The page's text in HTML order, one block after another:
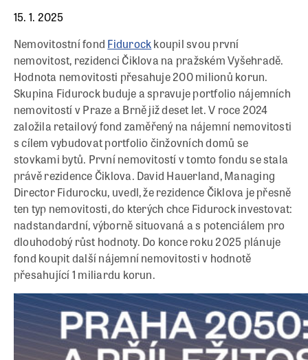
15. 1. 2025
Nemovitostní fond Fidurockkoupil svou první
nemovitost, rezidenci Čiklova na pražském Vyšehradě.
Hodnota nemovitosti přesahuje 200 milionů korun.
Skupina Fidurock buduje a spravuje portfolio nájemních
nemovitostí v Praze a Brně již deset let. V roce 2024
založila retailový fond zaměřený na nájemní nemovitosti
s cílem vybudovat portfolio činžovních domů se
stovkami bytů. První nemovitostí v tomto fondu se stala
právě rezidence Čiklova. David Hauerland, Managing
Director Fidurocku, uvedl, že rezidence Čiklova je přesně
ten typ nemovitosti, do kterých chce Fidurock investovat:
nadstandardní, výborně situovaná a s potenciálem pro
dlouhodobý růst hodnoty. Do konce roku 2025 plánuje
fond koupit další nájemní nemovitosti v hodnotě
přesahující 1 miliardu korun.